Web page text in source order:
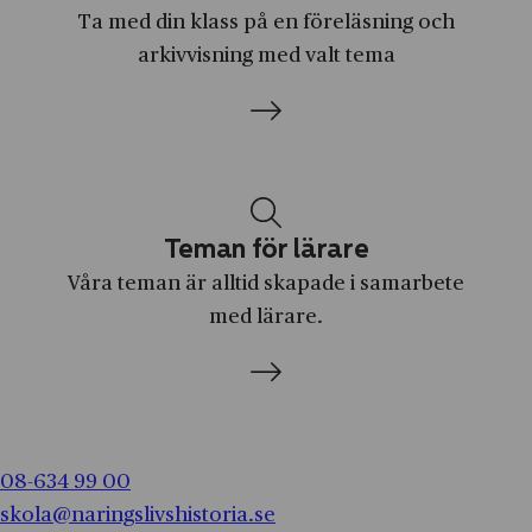
Arvid Nordquist
Atlas Copco
Bromma
Dala-Järna
Dalarnas län
Edsbyn
Ta med din klass på en föreläsning och
arkivvisning med valt tema
Teman för lärare
Våra teman är alltid skapade i samarbete
med lärare.
08-634 99 00
skola@naringslivshistoria.se